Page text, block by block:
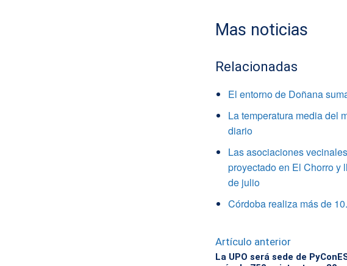
Mas noticias
Relacionadas
El entorno de Doñana
La temperatura media del
diario
Las asociaciones
proyectado en El Chorro y
de julio
Córdoba realiza más de
Artículo anterior
La UPO será sede de